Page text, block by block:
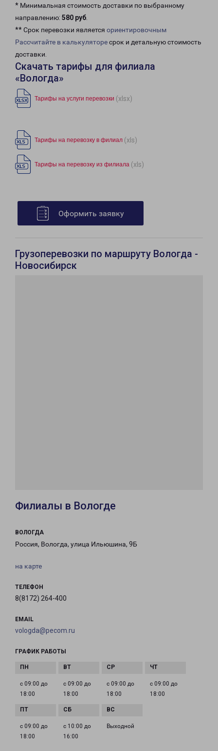
* Минимальная стоимость доставки по выбранному
направлению: 580 руб.
** Срок перевозки является ориентировочным
Рассчитайте в калькуляторесрок и детальную стоимость
доставки.
Скачать тарифы для филиала
«Вологда»
Тарифы на услуги перевозки (xlsx)
Тарифы на перевозку в филиал (xls)
Тарифы на перевозку из филиала (xls)
Оформить заявку
Грузоперевозки по маршруту Вологда -
Новосибирск
Филиалы в Вологде
ВОЛОГДА
Россия, Вологда, улица Ильюшина, 9Б
на карте
ТЕЛЕФОН
8(8172) 264-400
EMAIL
vologda@pecom.ru
ГРАФИК РАБОТЫ
с 09:00 до
18:00
с 09:00 до
18:00
с 09:00 до
18:00
с 09:00 до
18:00
с 09:00 до
18:00
с 10:00 до
16:00
Выходной